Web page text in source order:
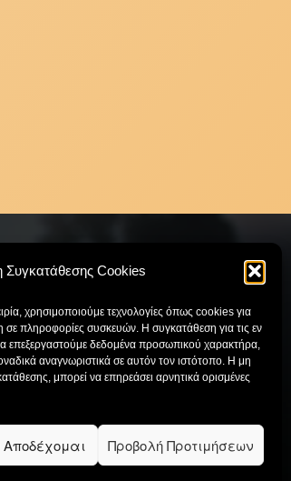
Συγκατάθεσης Cookies
χρησιμοποιούμε τεχνολογίες όπως cookies για
πληροφορίες συσκευών. Η συγκατάθεση για τις εν
επεξεργαστούμε δεδομένα προσωπικού χαρακτήρα,
αναγνωριστικά σε αυτόν τον ιστότοπο. Η μη
μπορεί να επηρεάσει αρνητικά ορισμένες
Προβολή Προτιμήσεων
ΕΠΙΚΟΙΝΩΝΙΑ
Κατάστημα:210 97 15 699